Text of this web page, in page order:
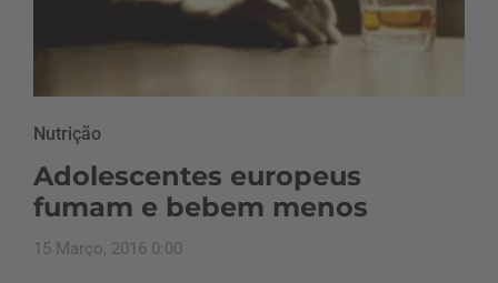
Nutrição
Adolescentes europeus
fumam e bebem menos
15 Março, 2016 0:00